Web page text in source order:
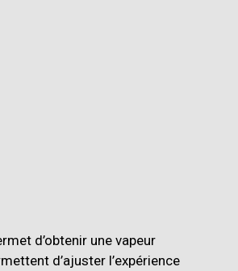
d’obtenir une vapeur
d’ajuster l’expérience